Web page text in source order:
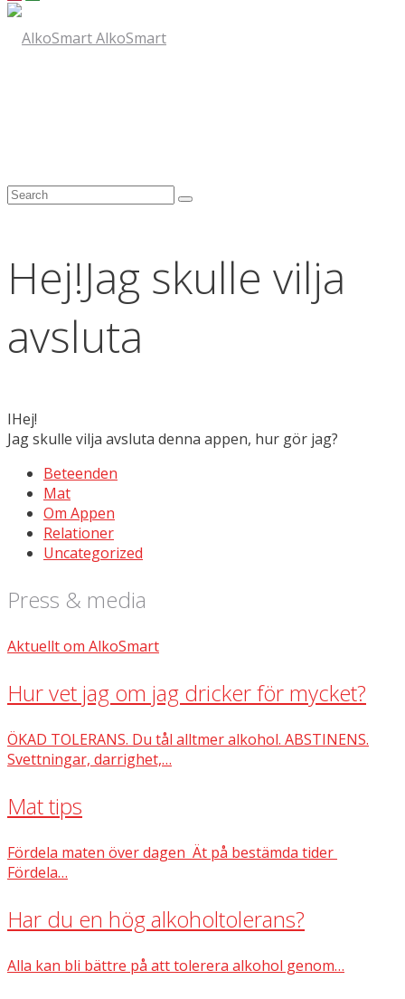
AlkoSmart
Hej!Jag skulle vilja
avsluta
IHej!
Jag skulle vilja avsluta denna appen, hur gör jag?
Beteenden
Mat
Om Appen
Relationer
Uncategorized
Press & media
Aktuellt om AlkoSmart
Hur vet jag om jag dricker för mycket?
ÖKAD TOLERANS. Du tål alltmer alkohol. ABSTINENS.
Svettningar, darrighet,…
Mat tips
Fördela maten över dagen Ät på bestämda tider
Fördela…
Har du en hög alkoholtolerans?
Alla kan bli bättre på att tolerera alkohol genom…